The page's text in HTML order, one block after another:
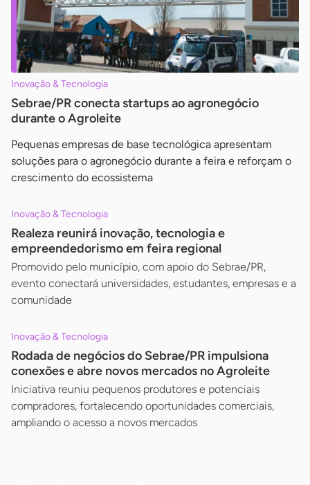
Inovação & Tecnologia
Sebrae/PR conecta startups ao agronegócio
durante o Agroleite
Pequenas empresas de base tecnológica apresentam
soluções para o agronegócio durante a feira e reforçam o
crescimento do ecossistema
Inovação & Tecnologia
Realeza reunirá inovação, tecnologia e
empreendedorismo em feira regional
Promovido pelo município, com apoio do Sebrae/PR,
evento conectará universidades, estudantes, empresas e a
comunidade
Inovação & Tecnologia
Rodada de negócios do Sebrae/PR impulsiona
conexões e abre novos mercados no Agroleite
Iniciativa reuniu pequenos produtores e potenciais
compradores, fortalecendo oportunidades comerciais,
ampliando o acesso a novos mercados